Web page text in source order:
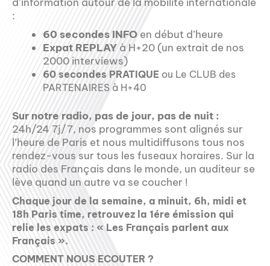
:
60 secondes INFO en début d’heure
Expat REPLAY à H+20 (un extrait de nos
2000 interviews)
60 secondes PRATIQUE ou Le CLUB des
PARTENAIRES à H+40
Sur notre radio, pas de jour, pas de nuit :
24h/24 7j/7, nos programmes sont alignés sur
l’heure de Paris et nous multidiffusons tous nos
rendez-vous sur tous les fuseaux horaires. Sur la
radio des Français dans le monde, un auditeur se
lève quand un autre va se coucher !
Chaque jour de la semaine, a minuit, 6h, midi et
18h Paris time, retrouvez la 1ére émission qui
relie les expats : « Les Français parlent aux
Français ».
COMMENT NOUS ECOUTER ?